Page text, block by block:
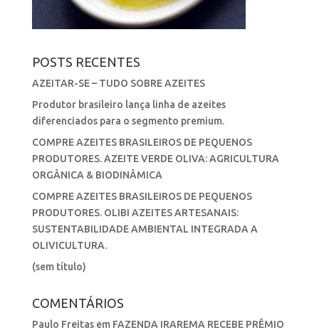
POSTS RECENTES
AZEITAR-SE – TUDO SOBRE AZEITES
Produtor brasileiro lança linha de azeites
diferenciados para o segmento premium.
COMPRE AZEITES BRASILEIROS DE PEQUENOS
PRODUTORES. AZEITE VERDE OLIVA: AGRICULTURA
ORGÂNICA & BIODINÂMICA
COMPRE AZEITES BRASILEIROS DE PEQUENOS
PRODUTORES. OLIBI AZEITES ARTESANAIS:
SUSTENTABILIDADE AMBIENTAL INTEGRADA A
OLIVICULTURA.
(sem título)
COMENTÁRIOS
Paulo Freitasem FAZENDA IRAREMA RECEBE PRÊMIO